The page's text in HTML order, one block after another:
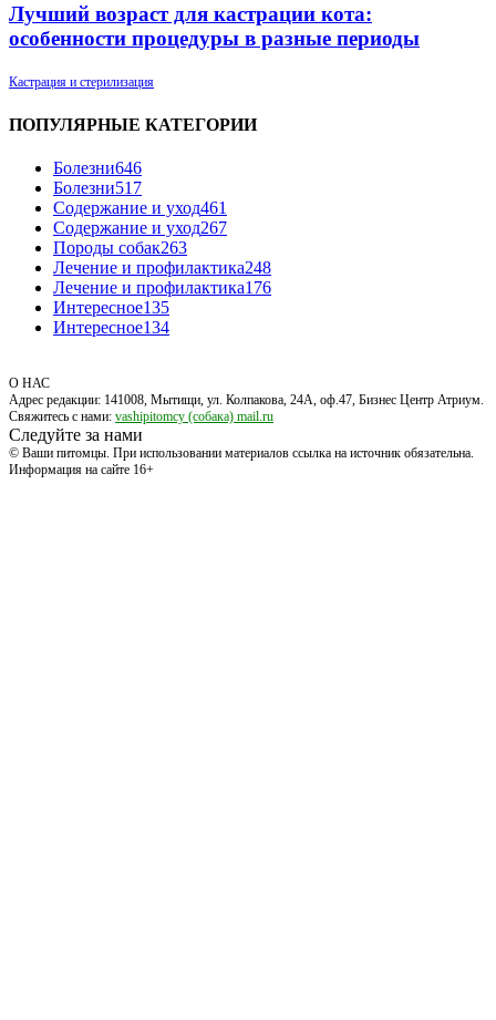
Лучший возраст для кастрации кота:
особенности процедуры в разные периоды
Кастрация и стерилизация
ПОПУЛЯРНЫЕ КАТЕГОРИИ
Болезни646
Болезни517
Содержание и уход461
Содержание и уход267
Породы собак263
Лечение и профилактика248
Лечение и профилактика176
Интересное135
Интересное134
О НАС
Адрес редакции: 141008, Мытищи, ул. Колпакова, 24А, оф.47, Бизнес Центр Атриум.
Свяжитесь с нами: vashipitomcy (собака) mail.ru
Следуйте за нами
© Ваши питомцы. При использовании материалов ссылка на источник обязательна.
Информация на сайте 16+